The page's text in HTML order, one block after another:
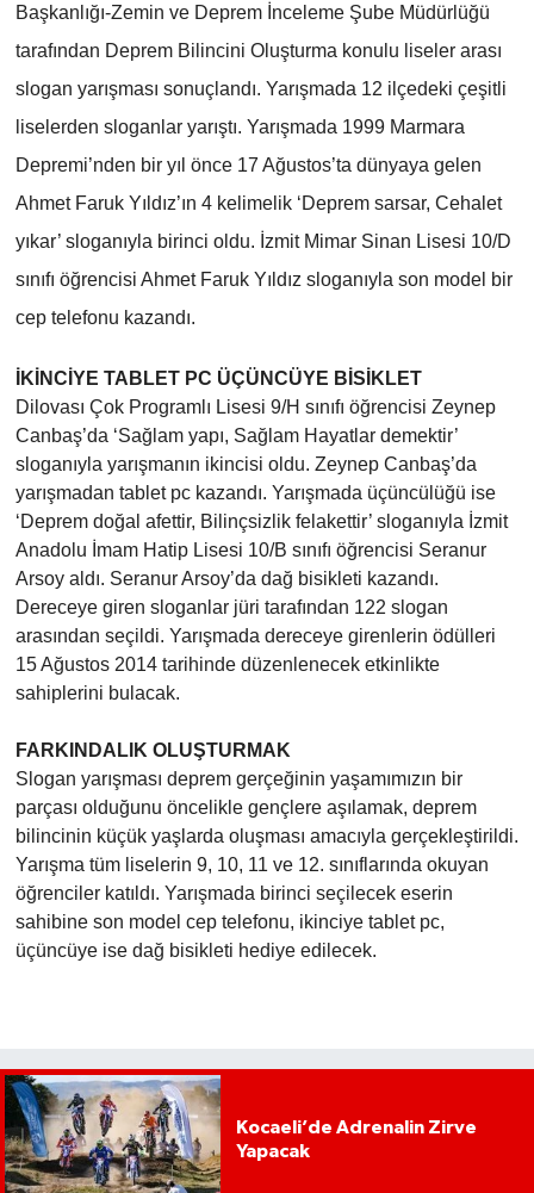
Başkanlığı-Zemin ve Deprem İnceleme Şube Müdürlüğü
tarafından Deprem Bilincini Oluşturma konulu liseler arası
slogan yarışması sonuçlandı. Yarışmada 12 ilçedeki çeşitli
liselerden sloganlar yarıştı. Yarışmada 1999 Marmara
Depremi’nden bir yıl önce 17 Ağustos’ta dünyaya gelen
Ahmet Faruk Yıldız’ın 4 kelimelik ‘Deprem sarsar, Cehalet
yıkar’ sloganıyla birinci oldu. İzmit Mimar Sinan Lisesi 10/D
sınıfı öğrencisi Ahmet Faruk Yıldız sloganıyla son model bir
cep telefonu kazandı.
İKİNCİYE TABLET PC ÜÇÜNCÜYE BİSİKLET
Dilovası Çok Programlı Lisesi 9/H sınıfı öğrencisi Zeynep
Canbaş’da ‘Sağlam yapı, Sağlam Hayatlar demektir’
sloganıyla yarışmanın ikincisi oldu. Zeynep Canbaş’da
yarışmadan tablet pc kazandı. Yarışmada üçüncülüğü ise
‘Deprem doğal afettir, Bilinçsizlik felakettir’ sloganıyla İzmit
Anadolu İmam Hatip Lisesi 10/B sınıfı öğrencisi Seranur
Arsoy aldı. Seranur Arsoy’da dağ bisikleti kazandı.
Dereceye giren sloganlar jüri tarafından 122 slogan
arasından seçildi. Yarışmada dereceye girenlerin ödülleri
15 Ağustos 2014 tarihinde düzenlenecek etkinlikte
sahiplerini bulacak.
FARKINDALIK OLUŞTURMAK
Slogan yarışması deprem gerçeğinin yaşamımızın bir
parçası olduğunu öncelikle gençlere aşılamak, deprem
bilincinin küçük yaşlarda oluşması amacıyla gerçekleştirildi.
Yarışma tüm liselerin 9, 10, 11 ve 12. sınıflarında okuyan
öğrenciler katıldı. Yarışmada birinci seçilecek eserin
sahibine son model cep telefonu, ikinciye tablet pc,
üçüncüye ise dağ bisikleti hediye edilecek.
Kocaeli’de Adrenalin Zirve
Yapacak